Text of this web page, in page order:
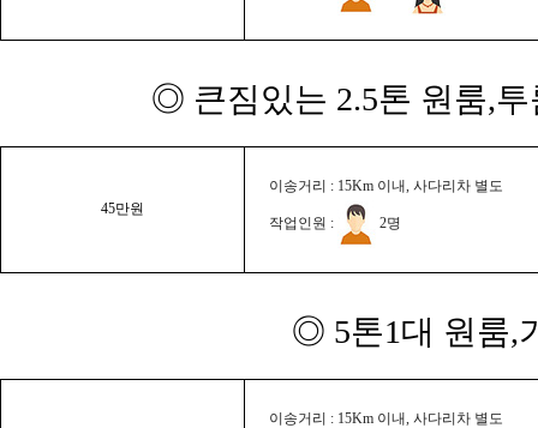
◎ 큰짐있는 2.5톤 원룸,
45만원
이송거리 : 15Km 이내, 사다리차 별도
작업인원 : 2명
◎ 5톤1대 원룸,
이송거리 : 15Km 이내, 사다리차 별도